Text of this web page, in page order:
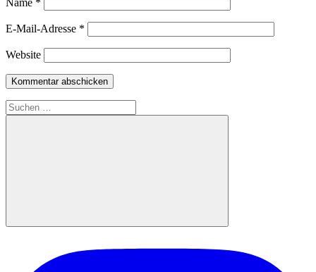
Name *
E-Mail-Adresse *
Website
Suchen
nach:
Suchen